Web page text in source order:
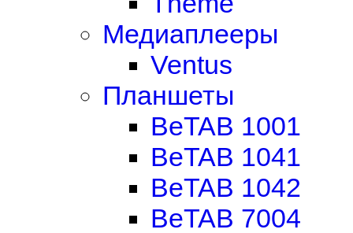
Медиаплееры
Ventus
Планшеты
BeTAB 1001
BeTAB 1041
BeTAB 1042
BeTAB 7004